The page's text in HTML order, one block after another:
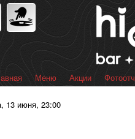
меню
Меню Акции
13 июня, 23:00